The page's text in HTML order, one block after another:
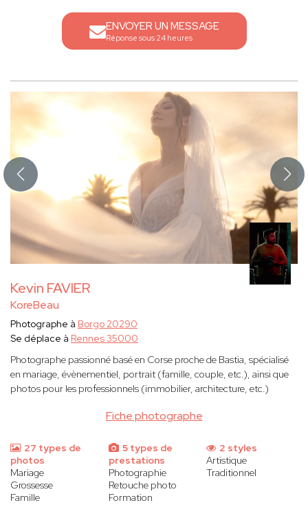
ENVOYER UN MESSAGE
Réponse sous 24 heures
Kevin FAVIER
KoreBeau
Fiche photographe
Photographe à Borgo 20290
Se déplace à Rennes 35000
Photographe passionné basé en Corse proche de Bastia, spécialisé
en mariage, évènementiel, portrait (famille, couple, etc.), ainsi que
photos pour les professionnels (immobilier, architecture, etc.)
27 types de
photos
Mariage
Grossesse
Famille
5 types de
prestations
Photographie
Retouche photo
Formation
2 styles
Artistique
Traditionnel